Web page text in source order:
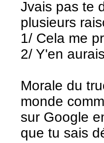
Jvais pas te
plusieurs
1/ Cela me
2/ Y'en
Morale du
monde
sur Google
que tu sais